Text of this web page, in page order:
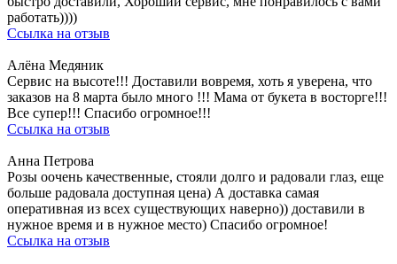
работать))))
Ссылка на отзыв
Алёна Медяник
Сервис на высоте!!! Доставили вовремя, хоть я уверена, что
заказов на 8 марта было много !!! Мама от букета в восторге!!!
Все супер!!! Спасибо огромное!!!
Ссылка на отзыв
Анна Петрова
Розы оочень качественные, стояли долго и радовали глаз, еще
больше радовала доступная цена) А доставка самая
оперативная из всех существующих наверно)) доставили в
нужное время и в нужное место) Спасибо огромное!
Ссылка на отзыв